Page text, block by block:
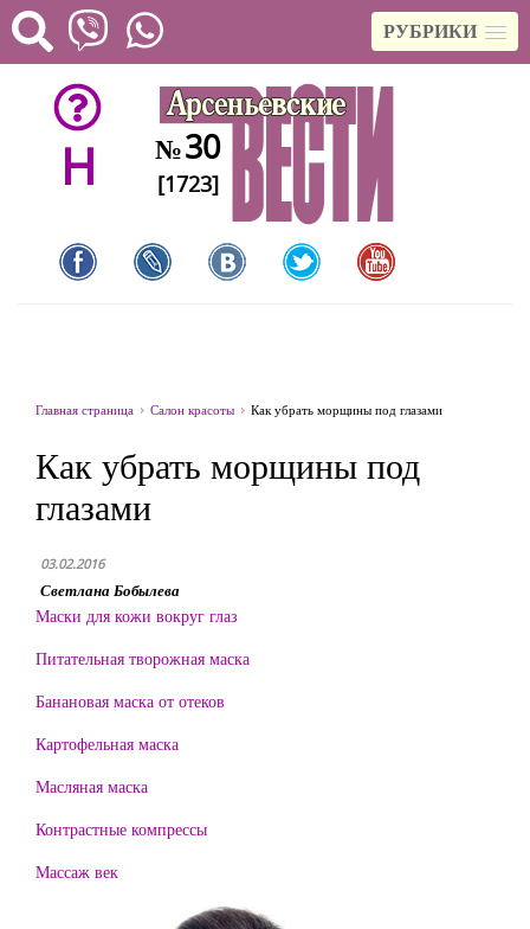
РУБРИКИ
H №30
[1723]
Главная страница Салон красоты Как убрать морщины под глазами
Как убрать морщины под
глазами
03.02.2016
Светлана Бобылева
Маски для кожи вокруг глаз
Питательная творожная маска
Банановая маска от отеков
Картофельная маска
Масляная маска
Контрастные компрессы
Массаж век